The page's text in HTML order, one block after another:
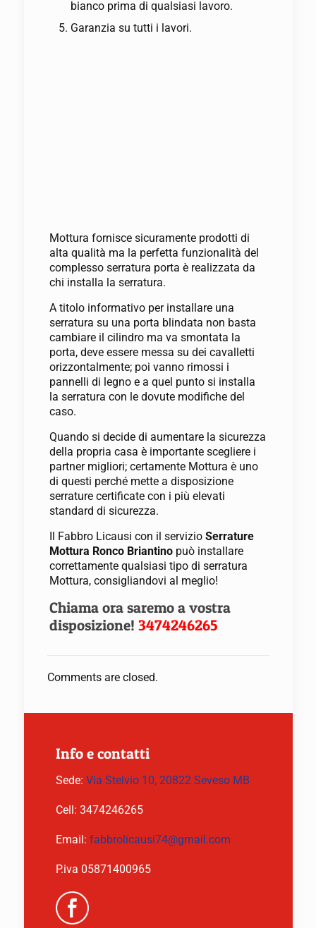
bianco prima di qualsiasi lavoro.
Garanzia su tutti i lavori.
Mottura fornisce sicuramente prodotti di
alta qualità ma la perfetta funzionalità del
complesso serratura porta è realizzata da
chi installa la serratura.
A titolo informativo per installare una
serratura su una porta blindata non basta
cambiare il cilindro ma va smontata la
porta, deve essere messa su dei cavalletti
orizzontalmente; poi vanno rimossi i
pannelli di legno e a quel punto si installa
la serratura con le dovute modifiche del
caso.
Quando si decide di aumentare la sicurezza
della propria casa è importante scegliere i
partner migliori; certamente Mottura è uno
di questi perché mette a disposizione
serrature certificate con i più elevati
standard di sicurezza.
Il Fabbro Licausi con il servizio Serrature
Mottura Ronco Briantino può installare
correttamente qualsiasi tipo di serratura
Mottura, consigliandovi al meglio!
Chiama ora saremo a vostra
disposizione! 3474246265
Comments are closed.
Info e contatti
Sede: Via Stelvio 10, 20822 Seveso MB
Cell: 3474246265
Email: fabbrolicausi74@gmail.com
P.iva 05871400965